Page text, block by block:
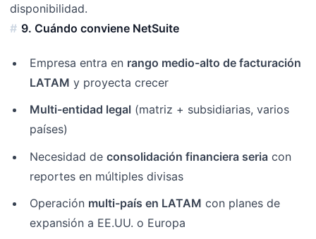
disponibilidad.
9. Cuándo conviene NetSuite
Empresa entra en rango medio-alto de facturación
LATAM y proyecta crecer
Multi-entidad legal (matriz + subsidiarias, varios
países)
Necesidad de consolidación financiera seria con
reportes en múltiples divisas
Operación multi-país en LATAM con planes de
expansión a EE.UU. o Europa